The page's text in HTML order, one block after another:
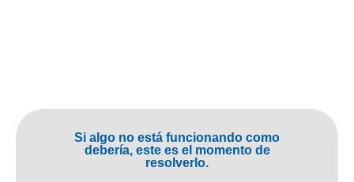
Si algo no está funcionando como
debería, este es el momento de
resolverlo.